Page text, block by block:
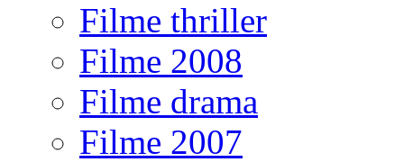
Filme thriller
Filme 2008
Filme drama
Filme 2007